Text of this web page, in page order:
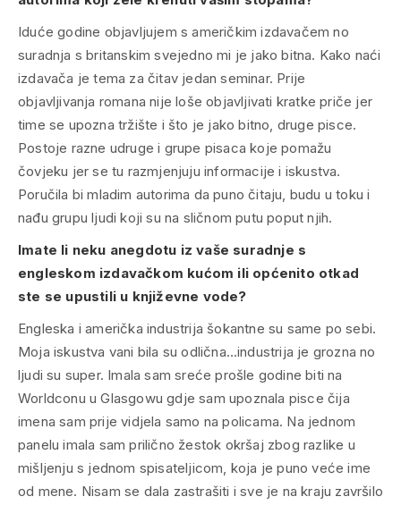
Iduće godine objavljujem s američkim izdavačem no
suradnja s britanskim svejedno mi je jako bitna. Kako naći
izdavača je tema za čitav jedan seminar. Prije
objavljivanja romana nije loše objavljivati kratke priče jer
time se upozna tržište i što je jako bitno, druge pisce.
Postoje razne udruge i grupe pisaca koje pomažu
čovjeku jer se tu razmjenjuju informacije i iskustva.
Poručila bi mladim autorima da puno čitaju, budu u toku i
nađu grupu ljudi koji su na sličnom putu poput njih.
Imate li neku anegdotu iz vaše suradnje s
engleskom izdavačkom kućom ili općenito otkad
ste se upustili u književne vode?
Engleska i američka industrija šokantne su same po sebi.
Moja iskustva vani bila su odlična…industrija je grozna no
ljudi su super. Imala sam sreće prošle godine biti na
Worldconu u Glasgowu gdje sam upoznala pisce čija
imena sam prije vidjela samo na policama. Na jednom
panelu imala sam prilično žestok okršaj zbog razlike u
mišljenju s jednom spisateljicom, koja je puno veće ime
od mene. Nisam se dala zastrašiti i sve je na kraju završilo